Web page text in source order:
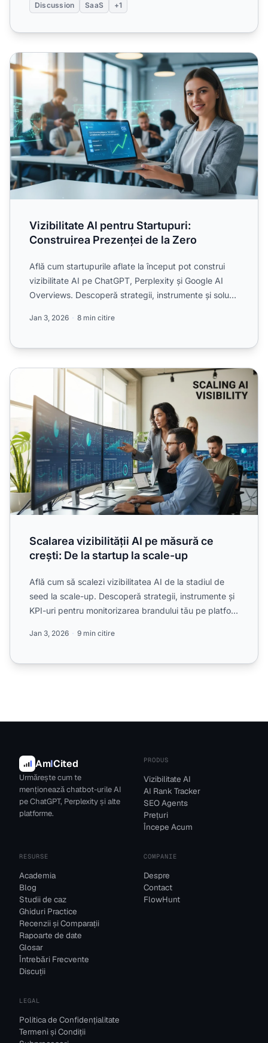
Discussion SaaS +1
Vizibilitate AI pentru Startupuri: Construirea Prezenței de
Vizibilitate AI pentru Startupuri:
Construirea Prezenței de la Zero
Află cum startupurile aflate la început pot construi
vizibilitate AI pe ChatGPT, Perplexity și Google AI
Overviews. Descoperă strategii, instrumente și soluții
Jan 3, 2026 8 min citire
Scalarea vizibilității AI pe măsură ce crești: De la startup
Scalarea vizibilității AI pe măsură ce
crești: De la startup la scale-up
Află cum să scalezi vizibilitatea AI de la stadiul de
seed la scale-up. Descoperă strategii, instrumente și
KPI-uri pentru monitorizarea brandului tău pe platfo...
Jan 3, 2026 9 min citire
AmICited
Urmărește cum te
menționează chatbot-urile AI
pe ChatGPT, Perplexity și alte
platforme.
PRODUS
Vizibilitate AI
AI Rank Tracker
SEO Agents
Prețuri
Începe Acum
RESURSE
Academia
Blog
Studii de caz
Ghiduri Practice
Recenzii și Comparații
Rapoarte de date
Glosar
Întrebări Frecvente
Discuții
COMPANIE
Despre
Contact
FlowHunt
LEGAL
Politica de Confidențialitate
Termeni și Condiții